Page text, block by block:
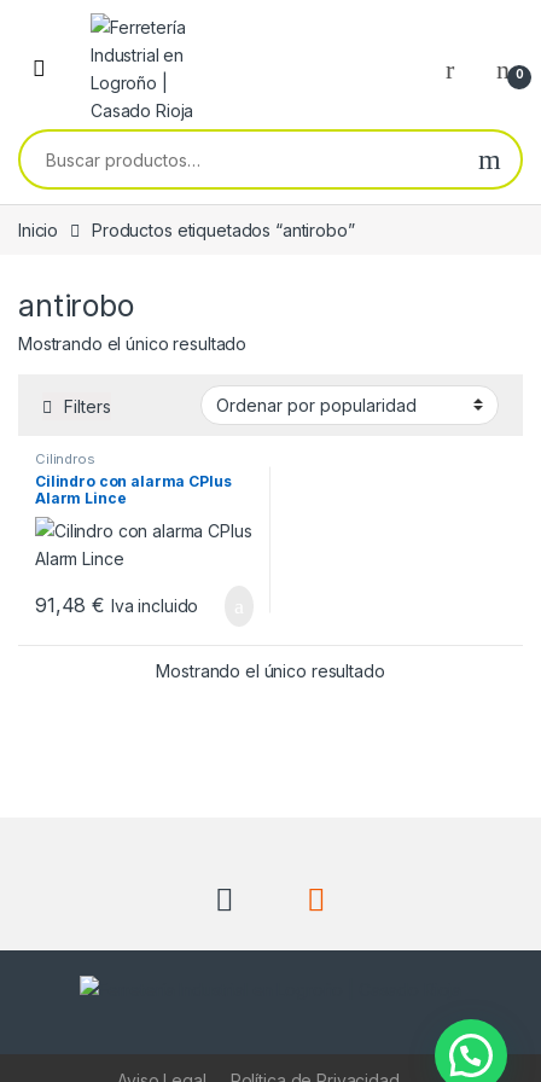
Skip to navigation
Skip to content
0
Buscar por:
Inicio Productos etiquetados “antirobo”
antirobo
Mostrando el único resultado
Filters
Cilindros
Cilindro con alarma CPlus
Alarm Lince
91,48€ Iva incluido
Mostrando el único resultado